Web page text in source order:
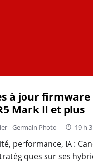
à jour firmware
Mark II et plus
- Germain Photo - 19 h
performance, IA :
sur ses